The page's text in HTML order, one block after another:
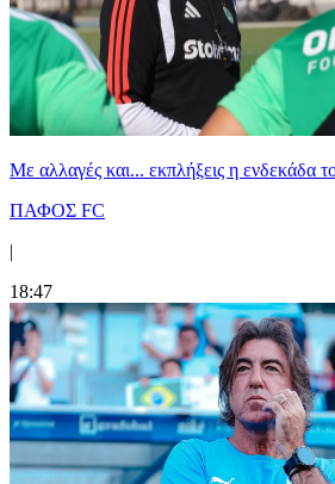
Με αλλαγές και... εκπλήξεις η ενδεκάδα
ΠΑΦΟΣ FC
|
18:47